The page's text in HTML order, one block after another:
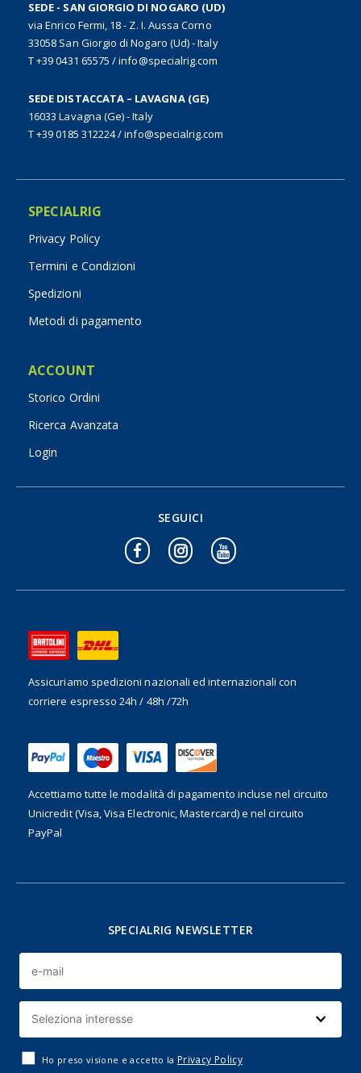
SEDE - SAN GIORGIO DI NOGARO (UD)
via Enrico Fermi, 18 - Z. I. Aussa Corno
33058 San Giorgio di Nogaro (Ud) - Italy
T +39 0431 65575 /info@specialrig.com
SEDE DISTACCATA – LAVAGNA (GE)
16033 Lavagna (Ge) - Italy
T +39 0185 312224/info@specialrig.com
SPECIALRIG
Privacy Policy
Termini e Condizioni
Spedizioni
Metodi di pagamento
ACCOUNT
Storico Ordini
Ricerca Avanzata
Login
Assicuriamo spedizioni nazionali ed internazionalicon
corriere espresso 24h / 48h /72h
Accettiamo tutte le modalità di pagamento incluse nel circuito
Unicredit (Visa, Visa Electronic, Mastercard) e nel circuito
PayPal
SEGUICI
SPECIALRIG NEWSLETTER
Ho preso visione e accetto la Privacy Policy